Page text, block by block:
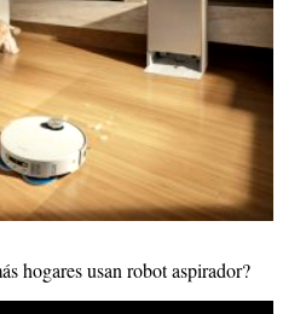
hogares usan robot aspirador?